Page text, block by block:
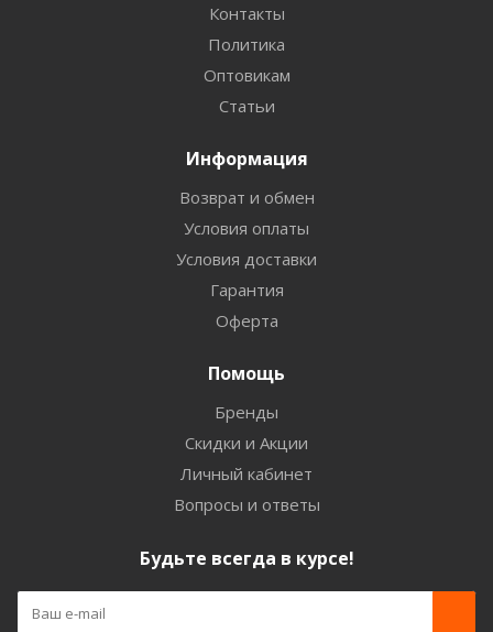
Контакты
Политика
Оптовикам
Статьи
Информация
Возврат и обмен
Условия оплаты
Условия доставки
Гарантия
Оферта
Помощь
Бренды
Скидки и Акции
Личный кабинет
Вопросы и ответы
Будьте всегда в курсе!